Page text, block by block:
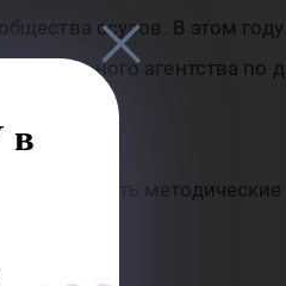
в
ссузов. В этом
агентства по